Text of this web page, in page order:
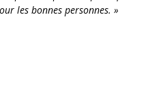
les bonnes personnes. »